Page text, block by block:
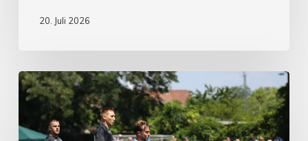
20. Juli 2026